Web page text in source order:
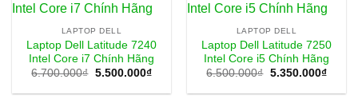
LAPTOP DELL
Laptop Dell Latitude 7240
Intel Core i7 Chính Hãng
6.700.000₫ Giá
là:
5.500.000₫Giá
tại
LAPTOP DELL
Laptop Dell Latitude 7250
Intel Core i5 Chính Hãng
6.500.000₫ Giá
là:
5.350.000₫Giá
tại